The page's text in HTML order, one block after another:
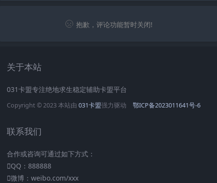
抱歉，评论功能暂时关闭!
关于本站
031卡盟专注绝地求生稳定辅助卡盟平台
Copyright © 2023 本站由 031卡盟强力驱动 鄂ICP备2023011641号-6
联系我们
合作或咨询可通过如下方式：
QQ：888888
微博：weibo.com/xxx